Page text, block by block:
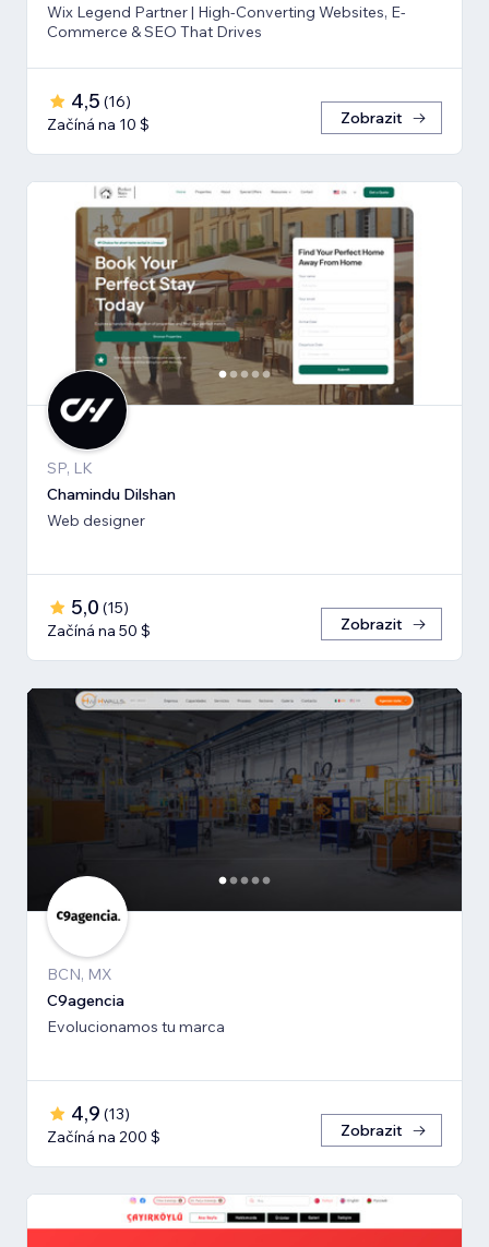
Wix Legend Partner | High-Converting Websites, E-
Commerce & SEO That Drives
4,5 (16)
Začíná na 10 $
Zobrazit
SP, LK
Chamindu Dilshan
Web designer
5,0 (15)
Začíná na 50 $
Zobrazit
BCN, MX
C9agencia
Evolucionamos tu marca
4,9 (13)
Začíná na 200 $
Zobrazit